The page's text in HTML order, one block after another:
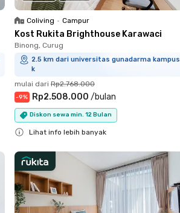
Coliving • Campur
Kost Rukita Brighthouse Karawaci
Binong, Curug
2.5 km dari universitas gunadarma kampus
k
mulai dari Rp2.768.000
-9% Rp2.508.000 /bulan
Diskon sewa min. 12 Bulan
Lihat info lebih banyak